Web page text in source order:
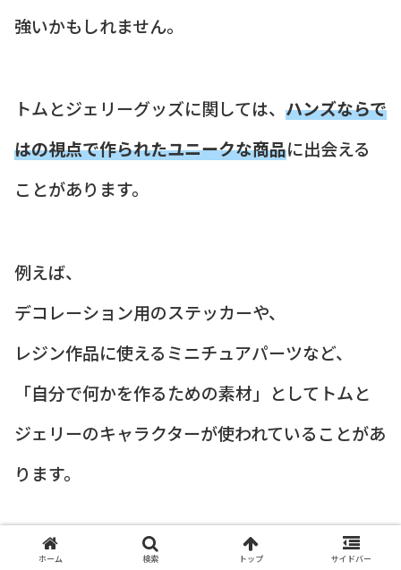
強いかもしれません。
トムとジェリーグッズに関しては、 ハンズならで
はの視点で作られたユニークな商品に出会える
ことがあります。
例えば、
デコレーション用のステッカーや、
レジン作品に使えるミニチュアパーツなど、
「自分で何かを作るための素材」としてトムと
ジェリーのキャラクターが使われていることがあ
ります。
また、旅行用品のコーナーでは、
ホーム 検索 トップ サイドバー